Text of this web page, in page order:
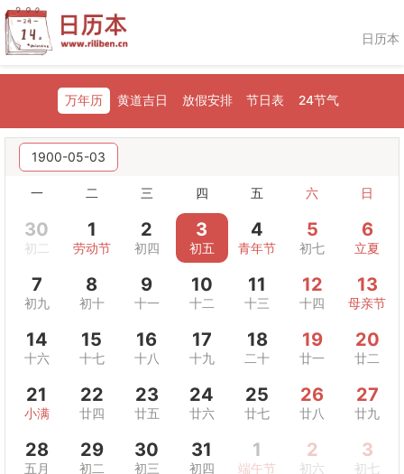
日历本
万年历 黄道吉日 放假安排 节日表 24节气
1900-05-03
一 二 三 四 五 六 日
30
初二
1
劳动节
2
初四
3
初五
4
青年节
5
初七
6
立夏
7
初九
8
初十
9
十一
10
十二
11
十三
12
十四
13
母亲节
14
十六
15
十七
16
十八
17
十九
18
二十
19
廿一
20
廿二
21
小满
22
廿四
23
廿五
24
廿六
25
廿七
26
廿八
27
廿九
28
五月
29
初二
30
初三
31
初四
1
端午节
2
初六
3
初七